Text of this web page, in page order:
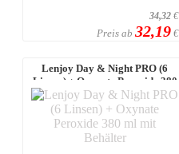
34,32 €
Preis ab 32,19 €
Lenjoy Day & Night PRO (6
Linsen) + Oxynate Peroxide 380
ml mit ...